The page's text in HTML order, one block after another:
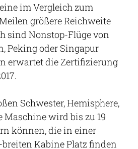
im Vergleich zum
größere Reichweite
sind Nonstop-Flüge von
Peking oder Singapur
erwartet die Zertifizierung
Schwester, Hemisphere,
Maschine wird bis zu 19
können, die in einer
Kabine Platz finden